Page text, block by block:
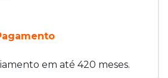
em até 420 meses.